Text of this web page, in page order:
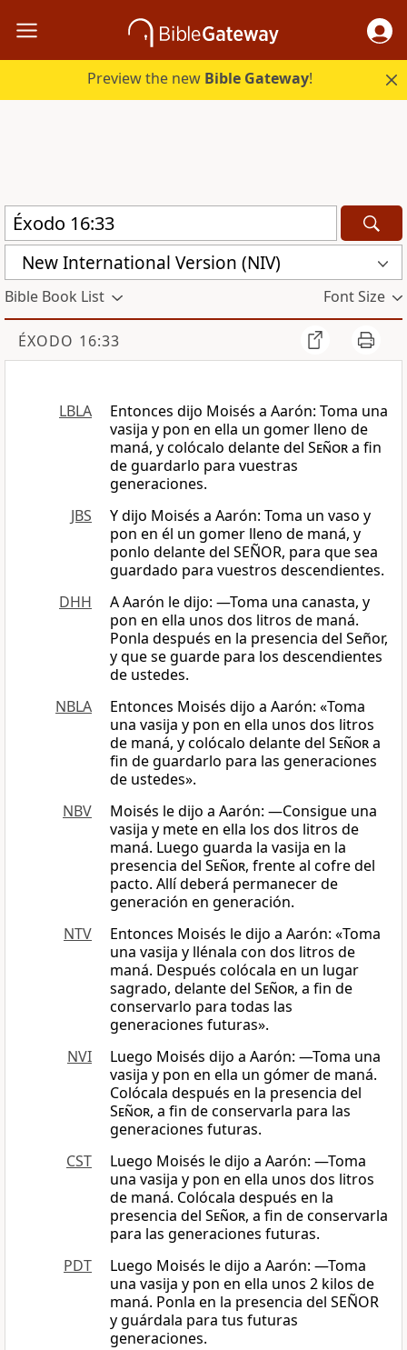
Preview the new Bible Gateway!
New International Version (NIV)
Bible Book List Font Size
ÉXODO 16:33
LBLA
Entonces dijo Moisés a Aarón: Toma una
vasija y pon en ella un gomer lleno de
maná, y colócalo delante del Señora fin
de guardarlo para vuestras
generaciones.
JBS
Y dijo Moisés a Aarón: Toma un vaso y
pon en él un gomer lleno de maná, y
ponlo delante del SEÑOR, para que sea
guardado para vuestros descendientes.
DHH
A Aarón le dijo: —Toma una canasta, y
pon en ella unos dos litros de maná.
Ponla después en la presencia del Señor,
y que se guarde para los descendientes
de ustedes.
NBLA
Entonces Moisés dijo a Aarón: «Toma
una vasija y pon en ella unos dos litros
de maná, y colócalo delante del Señora
fin de guardarlo para las generaciones
de ustedes».
NBV
Moisés le dijo a Aarón: ―Consigue una
vasija y mete en ella los dos litros de
maná. Luego guarda la vasija en la
presencia del Señor, frente al cofre del
pacto. Allí deberá permanecer de
generación en generación.
NTV
Entonces Moisés le dijo a Aarón: «Toma
una vasija y llénala con dos litros de
maná. Después colócala en un lugar
sagrado, delante del Señor, a fin de
conservarlo para todas las
generaciones futuras».
NVI
Luego Moisés dijo a Aarón: —Toma una
vasija y pon en ella un gómer de maná.
Colócala después en la presencia del
Señor, a fin de conservarla para las
generaciones futuras.
CST
Luego Moisés le dijo a Aarón: ―Toma
una vasija y pon en ella unos dos litros
de maná. Colócala después en la
presencia del Señor, a fin de conservarla
para las generaciones futuras.
PDT
Luego Moisés le dijo a Aarón: —Toma
una vasija y pon en ella unos 2 kilos de
maná. Ponla en la presencia del SEÑOR
y guárdala para tus futuras
generaciones.